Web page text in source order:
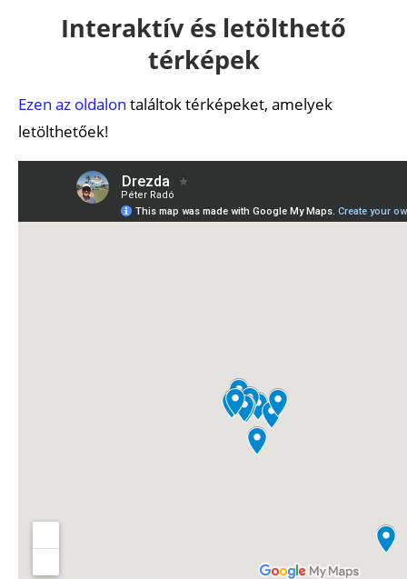
Interaktív és letölthető
térképek
Ezen az oldalon találtok térképeket, amelyek
letölthetőek!